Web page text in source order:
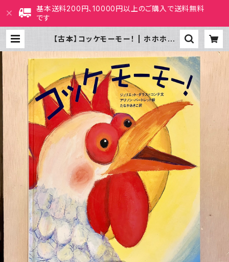
基本送料200円、10000円以上のご購入で送料無料
です
【古本】コッケモーモー！ | ホホホ座